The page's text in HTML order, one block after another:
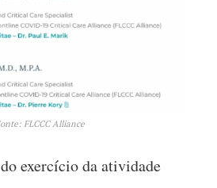
FLCCC Alliance
exercício da atividade